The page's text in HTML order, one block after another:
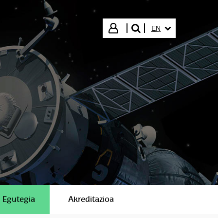
Login
search"
EN
Egutegia Akreditazioa